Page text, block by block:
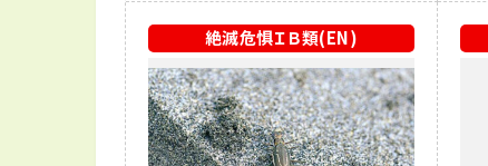
絶滅危惧ＩＢ類(EN)